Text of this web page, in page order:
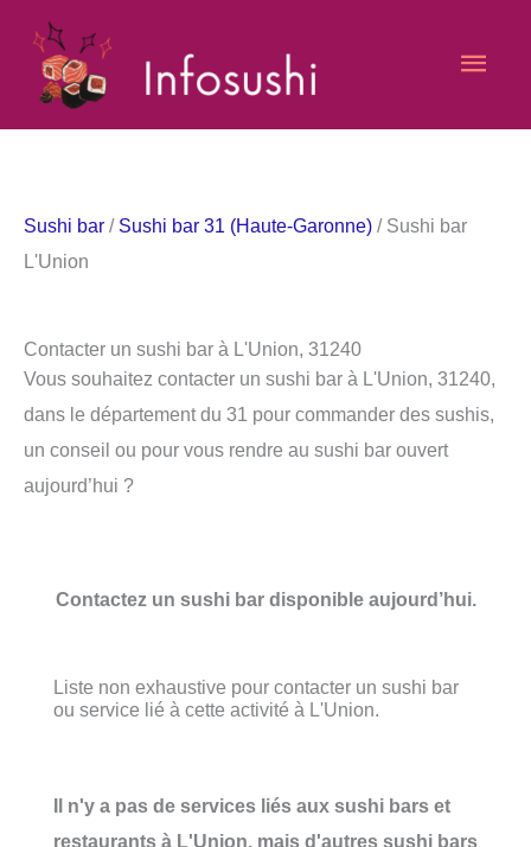
contenu
Sushi bar / Sushi bar 31 (Haute-Garonne) / Sushi bar
L'Union
Contacter un sushi bar à L'Union, 31240
Vous souhaitez contacter un sushi bar à L'Union, 31240,
dans le département du 31 pour commander des sushis,
un conseil ou pour vous rendre au sushi bar ouvert
aujourd’hui ?
Contactez un sushi bar disponible aujourd’hui.
Liste non exhaustive pour contacter un sushi bar
ou service lié à cette activité à L'Union.
Il n'y a pas de services liés aux sushi bars et
restaurants à L'Union, mais d'autres sushi bars